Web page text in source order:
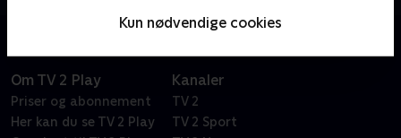
Kun nødvendige cookies
Om TV 2 Play
Priser og abonnement
Her kan du se TV 2 Play
Kanaler
TV 2
TV 2 Sport